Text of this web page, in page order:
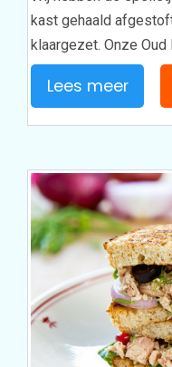
kast gehaald
klaargezet. Onze
Lees meer